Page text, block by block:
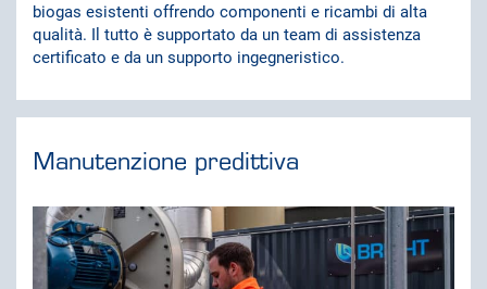
biogas esistenti offrendo componenti e ricambi di alta
qualità. Il tutto è supportato da un team di assistenza
certificato e da un supporto ingegneristico.
Manutenzione predittiva